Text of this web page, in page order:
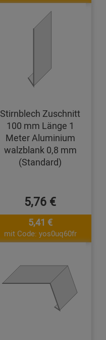
Stirnblech Zuschnitt
100 mm Länge 1
Meter Aluminium
walzblank 0,8 mm
(Standard)
5,76 €
5,41 €
mit Code: yos0uq60fr